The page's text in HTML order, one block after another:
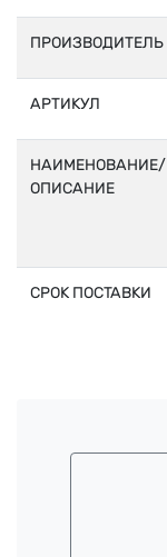
ПРОИЗВОДИТЕЛЬ
АРТИКУЛ
НАИМЕНОВАНИЕ/
ОПИСАНИЕ
СРОК ПОСТАВКИ